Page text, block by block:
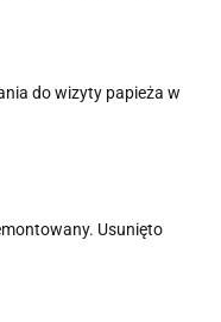
do wizyty papieża w
Usunięto